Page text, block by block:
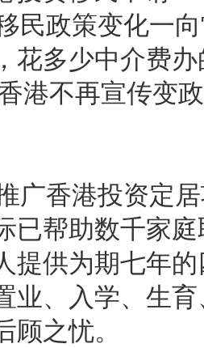
民政策变化一
花多少中介费
港不再宣传变
广香港投资定
已帮助数千家
提供为期七年
业、入学、生
之忧。